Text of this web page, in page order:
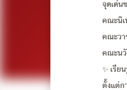
จุดเด่น
คณะนิเ
คณะวา
คณะนวั
✨ เรีย
ตั้งแต่ก